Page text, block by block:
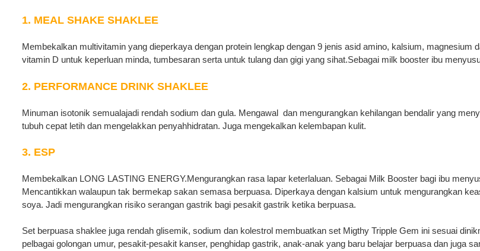
1. MEAL SHAKE SHAKLEE
Membekalkan multivitamin yang dieperkaya dengan protein lengkap dengan 9 jenis asid amino, kalsium, magnesium
vitamin D untuk keperluan minda, tumbesaran serta untuk tulang dan gigi yang sihat.Sebagai milk booster ibu
2. PERFORMANCE DRINK SHAKLEE
Minuman isotonik semualajadi rendah sodium dan gula. Mengawal dan mengurangkan kehilangan bendalir yang
tubuh cepat letih dan mengelakkan penyahhidratan. Juga mengekalkan kelembapan kulit.
3. ESP
Membekalkan LONG LASTING ENERGY.Mengurangkan rasa lapar keterlaluan. Sebagai Milk Booster bagi ibu
Mencantikkan walaupun tak bermekap sakan semasa berpuasa. Diperkaya dengan kalsium untuk mengurangkan
soya. Jadi mengurangkan risiko serangan gastrik bagi pesakit gastrik ketika berpuasa.
Set berpuasa shaklee juga rendah glisemik, sodium dan kolestrol membuatkan set Migthy Tripple Gem ini sesuai
pelbagai golongan umur, pesakit-pesakit kanser, penghidap gastrik, anak-anak yang baru belajar berpuasa dan juga